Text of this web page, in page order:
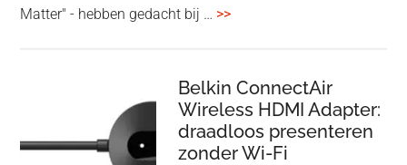
Matter" - hebben gedacht bij … >>overHoofdtelefoon
Speaker
in
een
twist
Belkin ConnectAir
Wireless HDMI Adapter:
draadloos presenteren
zonder Wi-Fi